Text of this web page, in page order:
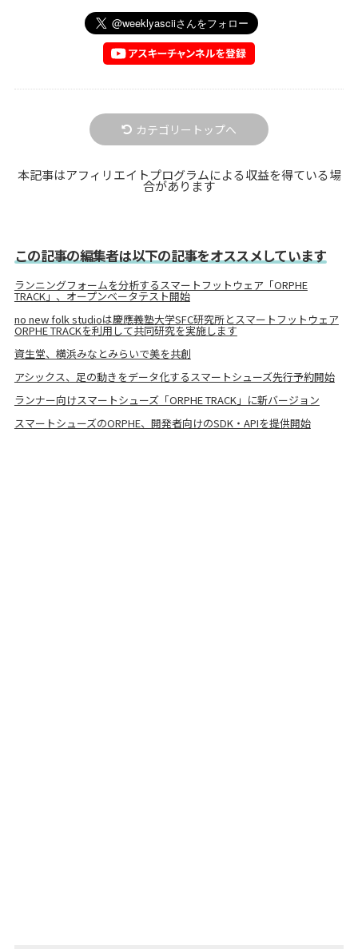
カテゴリートップへ
本記事はアフィリエイトプログラムによる収益を得ている場
合があります
この記事の編集者は以下の記事をオススメしています
ランニングフォームを分析するスマートフットウェア「ORPHE
TRACK」、オープンベータテスト開始
no new folk studioは慶應義塾大学SFC研究所とスマートフットウェア
ORPHE TRACKを利用して共同研究を実施します
資生堂、横浜みなとみらいで美を共創
アシックス、足の動きをデータ化するスマートシューズ先行予約開始
ランナー向けスマートシューズ「ORPHE TRACK」に新バージョン
スマートシューズのORPHE、開発者向けのSDK・APIを提供開始